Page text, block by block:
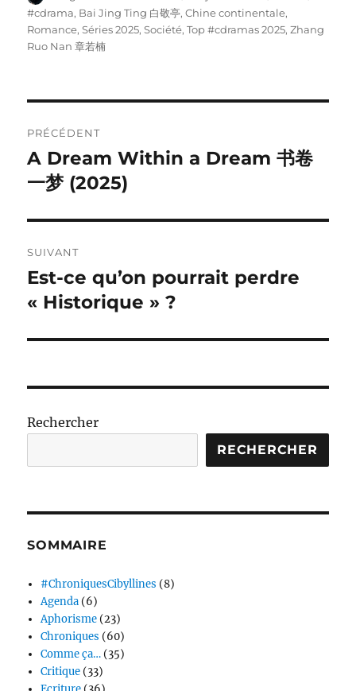
le
#cdrama, Bai Jing Ting 白敬亭,Chine continentale,
Romance,Séries 2025,Société,Top #cdramas 2025,Zhang
Ruo Nan 章若楠
de
l’article
PRÉCÉDENT
Publication
précédente :
A Dream Within a Dream 书卷
一梦 (2025)
SUIVANT
Publication
suivante :
Est-ce qu’on pourrait perdre
« Historique » ?
Rechercher
RECHERCHER
SOMMAIRE
#ChroniquesCibyllines (8)
Agenda(6)
Aphorisme(23)
Chroniques (60)
Comme ça…(35)
Critique(33)